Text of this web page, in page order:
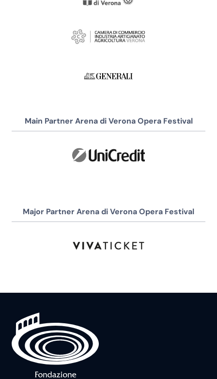
Main Partner Arena di Verona Opera Festival
Major Partner Arena di Verona Opera Festival